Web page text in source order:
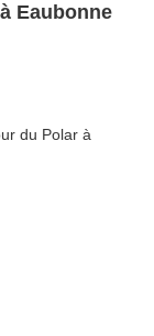
Eaubonne